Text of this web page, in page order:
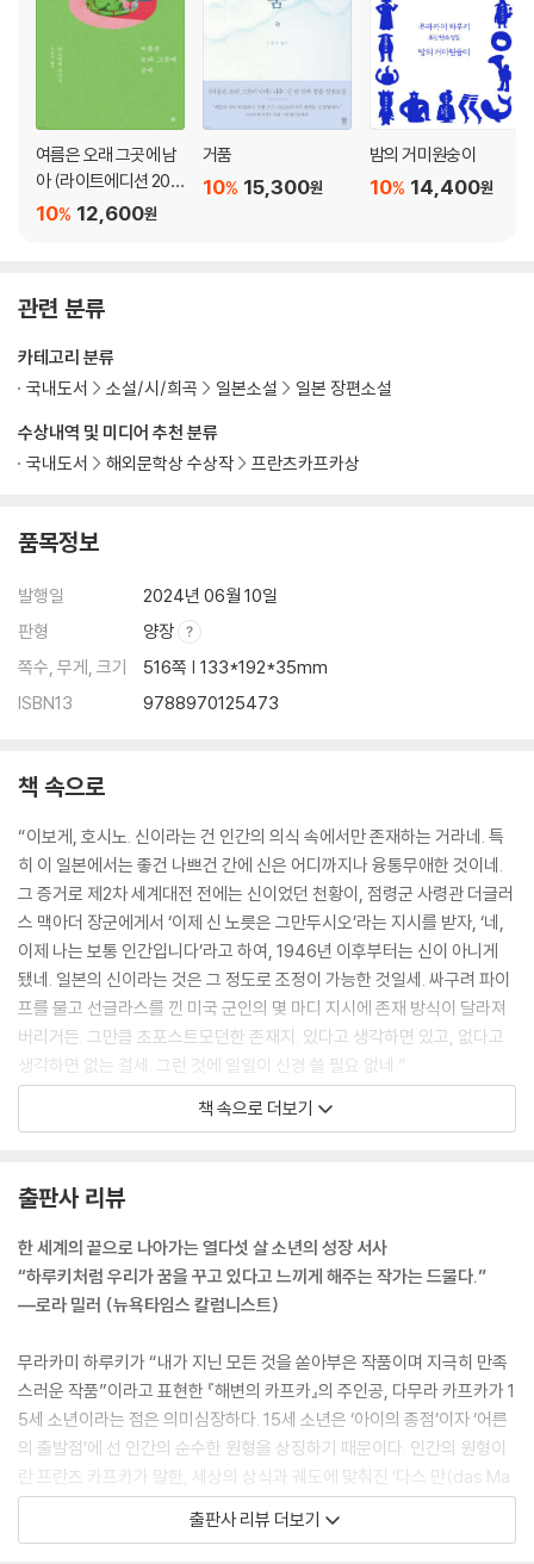
여름은 오래 그곳에 남
아 (라이트에디션 202
6)
12,600원
10%
거품
15,300원
10%
밤의 거미원숭이
14,400원
10%
관련 분류
수상내역 및 미디어 추천 분류
국내도서
해외문학상 수상작 프란츠카프카상
카테고리 분류
국내도서
소설/시/희곡 일본소설 일본 장편소설
품목정보
발행일
2024년 06월 10일
판형
양장
쪽수, 무게, 크기
516쪽 | 133*192*35mm
ISBN13
9788970125473
책 속으로
“이보게, 호시노. 신이라는 건 인간의 의식 속에서만 존재하는 거라네. 특
히 이 일본에서는 좋건 나쁘건 간에 신은 어디까지나 융통무애한 것이네.
그 증거로 제2차 세계대전 전에는 신이었던 천황이, 점령군 사령관 더글러
스 맥아더 장군에게서 ‘이제 신 노릇은 그만두시오’라는 지시를 받자, ‘네,
이제 나는 보통 인간입니다’라고 하여, 1946년 이후부터는 신이 아니게
됐네. 일본의 신이라는 것은 그 정도로 조정이 가능한 것일세. 싸구려 파이
프를 물고 선글라스를 낀 미국 군인의 몇 마디 지시에 존재 방식이 달라져
버리거든. 그만큼 초포스트모던한 존재지. 있다고 생각하면 있고, 없다고
생각하면 없는 걸세. 그런 것에 일일이 신경 쓸 필요 없네.”
--- pp.119-120
손바닥에 느낀다. 새로 간 예리하고 하얀 날이 생생하게 내 눈을 쏘아본다.
나도 모르게 눈을 돌린다. 어째서 사람들은 싸우는 것일까? 왜 수십만, 수
백만의 사람들이 집단으로 서로 죽이지 않으면 안 되는 것일까? 그런 싸움
은 분노에서 비롯되는 것일까? 아니면 공포에서 비롯되는 것일까? 아니면
--- p.326
“우리는 모두 여러 가지 소중한 것을 계속 잃고 있어.” 전화벨이 그친 다음
에 그가 말한다. “소중한 기회와 가능성, 돌이킬 수 없는 감정. 그것이 살아
가는 하나의 의미지. 하지만 우리 머릿속에는, 아마 머릿속일 것이라고 생
각하는데, 그런 것을 기억으로 남겨 두기 위한 작은 방이 있어. 아마 이 도
서관의 서가 같은 방일 거야. 그리고 우리는 자기 마음의 정확한 현주소를
알기 위해, 그 방을 위한 검색 카드를 계속 만들어 나가지 않으면 안 되지.
책 속으로 더보기
출판사 리뷰
한 세계의 끝으로 나아가는 열다섯 살 소년의 성장 서사
“하루키처럼 우리가 꿈을 꾸고 있다고 느끼게 해주는 작가는 드물다.”
―로라 밀러 (뉴욕타임스 칼럼니스트)
무라카미 하루키가 “내가 지닌 모든 것을 쏟아부은 작품이며 지극히 만족
스러운 작품”이라고 표현한 『해변의 카프카』의 주인공, 다무라 카프카가 1
5세 소년이라는 점은 의미심장하다. 15세 소년은 ‘아이의 종점’이자 ‘어른
의 출발점’에 선 인간의 순수한 원형을 상징하기 때문이다. 인간의 원형이
란 프란츠 카프카가 말한, 세상의 상식과 궤도에 맞춰진 ‘다스 만(das Ma
n, 세상 사람)’이 아닌, 세상의 때가 묻지 않고 부조리에 물들지 않은 ‘다스
젤프스트(das Selbst)’, 즉 ‘본래의 자기’라고 볼 수 있다.
출판사 리뷰 더보기